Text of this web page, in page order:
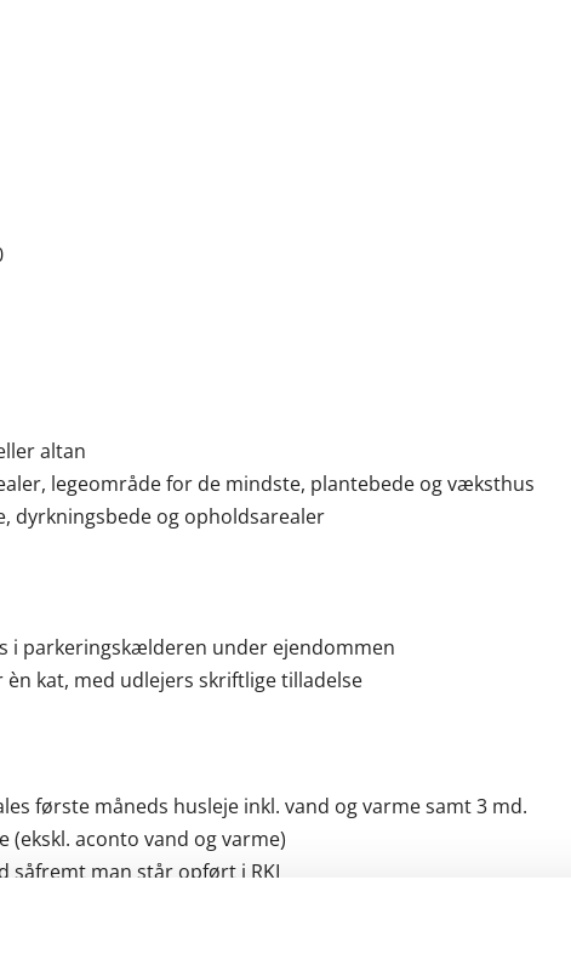
altan
legeområde for de mindste, plantebede og væksthus
dyrkningsbede og opholdsarealer
i parkeringskælderen under ejendommen
kat, med udlejers skriftlige tilladelse
første måneds husleje inkl. vand og varme samt 3 md.
aconto vand og varme)
såfremt man står opført i RKI
ikke er tilladt